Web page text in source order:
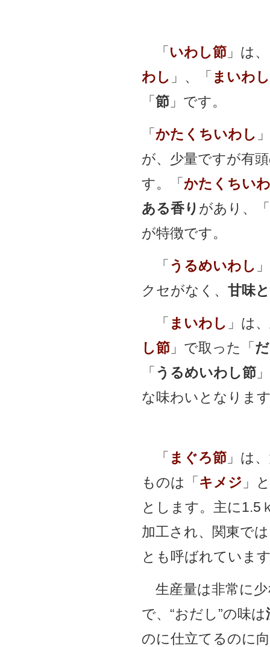
「いわし節 」は
わし 」、「 まいわし
「節 」です。
「かたくちいわし
が、少量ですが有
す。「かたくちい
ある香り があり、「
が特徴です。
「 うるめいわし
クセがなく、 甘味
「 まいわし 」は
し節 」で取った「
「 うるめいわし節
な味わいとなりま
「 まぐろ節 」は
ものは「キメジ 」
とします。 主に1.5
加工され、関東で
とも呼ばれていま
生産量は非常に
で、“おだし”の味は
のに仕立てるのに